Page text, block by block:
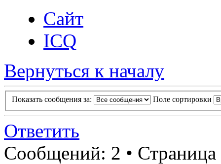
Сайт
ICQ
Вернуться к началу
Показать сообщения за: Поле сортировки
Ответить
Сообщений: 2 • Страница